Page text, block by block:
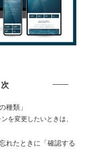
種類」
を変更したいときは、
れたときに「確認する